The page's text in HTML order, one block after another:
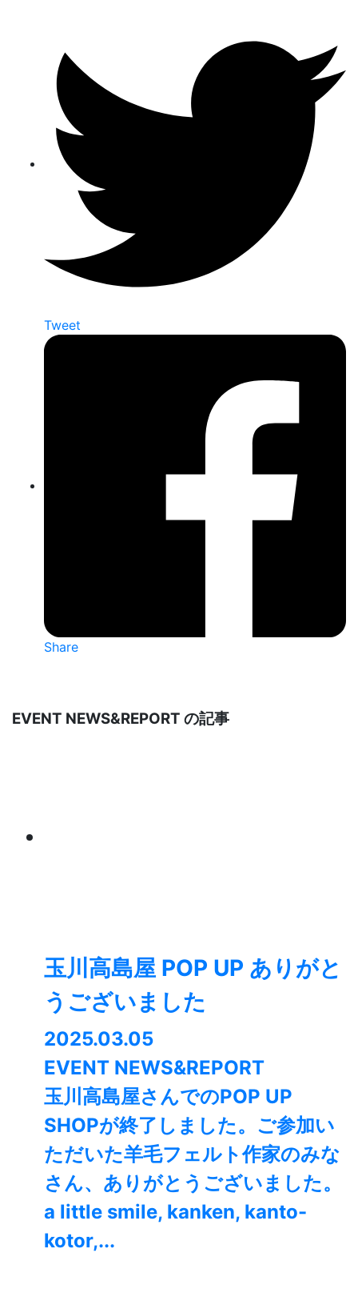
Tweet
Share
EVENT NEWS&REPORT の記事
玉川高島屋 POP UP ありがと
うございました
2025.03.05
EVENT NEWS&REPORT
玉川高島屋さんでのPOP UP
SHOPが終了しました。⁡ご参加い
ただいた羊毛フェルト作家のみな
さん、ありがとうございました。
a little smile, kanken, kanto-
kotor,...